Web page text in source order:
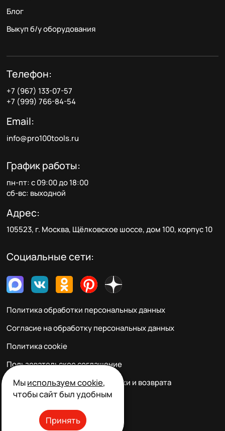
Блог
Выкуп б/у оборудования
Телефон:
+7 (967) 133-07-57
+7 (999) 766-84-54
Email:
info@pro100tools.ru
График работы:
пн-пт: с 09:00 до 18:00
сб-вс: выходной
Адрес:
105523, г. Москва, Щёлковское шоссе, дом 100, корпус 10
Социальные сети:
Политика обработки персональных данных
Согласие на обработку персональных данных
Политика cookie
Пользовательское соглашение
Правила заказа, оплаты, доставки и возврата
Реквизиты и контакты
Мыиспользуем cookie,
чтобы сайт был удобным
Принять